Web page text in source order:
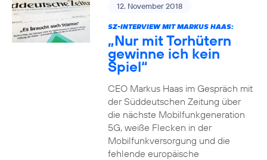
12. November 2018
SZ-INTERVIEW MIT MARKUS HAAS:
„Nur mit Torhütern
gewinne ich kein
Spiel“
CEO Markus Haas im Gespräch mit
der Süddeutschen Zeitung über
die nächste Mobilfunkgeneration
5G, weiße Flecken in der
Mobilfunkversorgung und die
fehlende europäische